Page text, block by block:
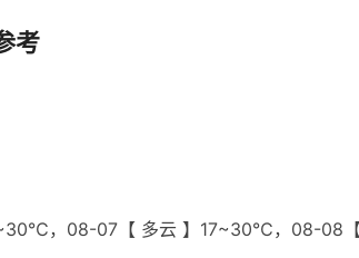
考
，08-07【 多云 】17~30℃，08-08